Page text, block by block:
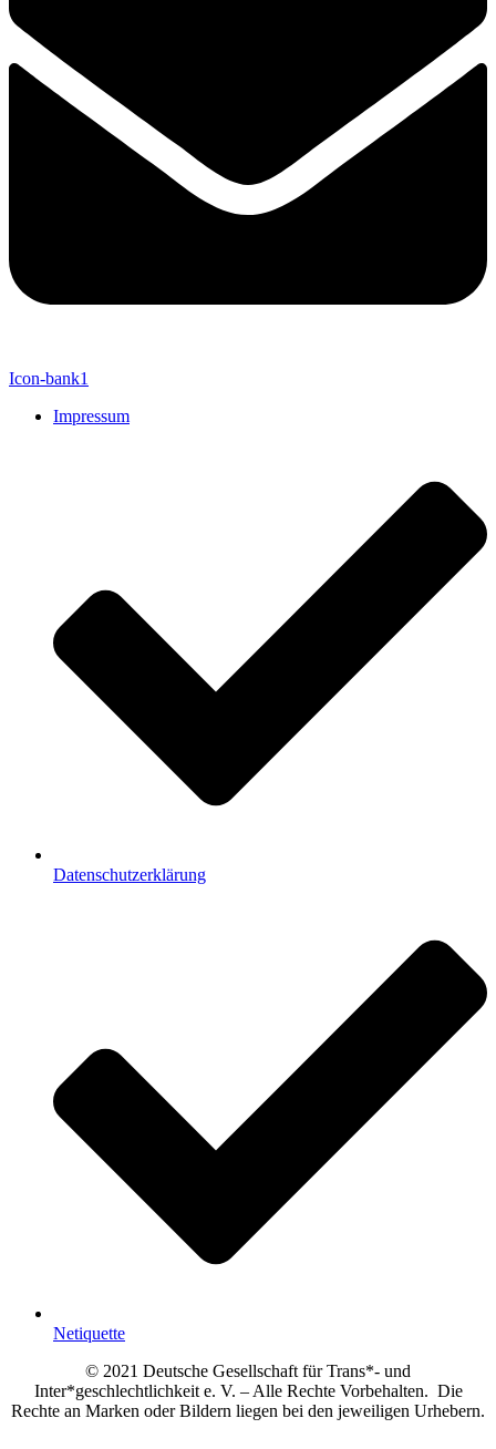
Icon-bank1
Impressum
Datenschutzerklärung
Netiquette
© 2021 Deutsche Gesellschaft für Trans*- und
Inter*geschlechtlichkeit e. V. – Alle Rechte Vorbehalten. Die
Rechte an Marken oder Bildern liegen bei den jeweiligen Urhebern.